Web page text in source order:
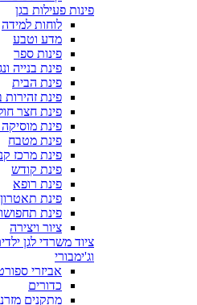
פינות פעילות בגן
לוחות למידה
מדע וטבע
פינות ספר
פינת בנייה
פינת הבית
פינת
פינת חצר
פינת
פינת מטבח
פינת מרכז
פינת קודש
פינת רופא
פינת תאטרון
פינת
ציור ויצירה
ציוד משרדי לגן
וג'ימבורי
אביזרי
כדורים
מתקנים